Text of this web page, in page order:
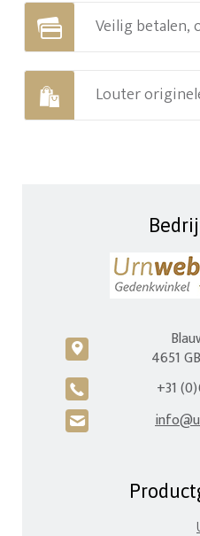
Veilig betalen,
Louter
c
4651
A +31
H